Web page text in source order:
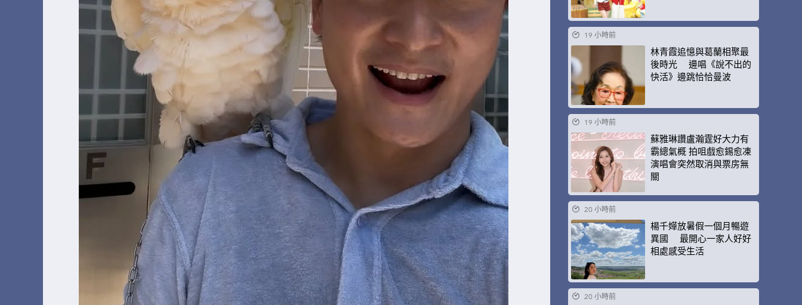
19 小時前
林青霞追憶與葛蘭相聚最
後時光 邊唱《說不出的
快活》邊跳恰恰曼波
19 小時前
蘇雅琳讚盧瀚霆好大力有
霸總氣概 拍咀戲愈錫愈凍
演唱會突然取消與票房無
關
20 小時前
楊千嬅放暑假一個月暢遊
異國 最開心一家人好好
相處感受生活
20 小時前